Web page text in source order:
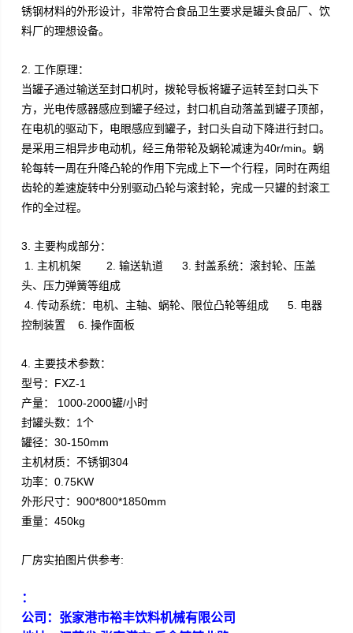
锈钢材料的外形设计，非常符合食品卫生要求是罐头食品厂、饮
料厂的理想设备。
2. 工作原理：
当罐子通过输送至封口机时，拨轮导板将罐子运转至封口头下
方，光电传感器感应到罐子经过，封口机自动落盖到罐子顶部，
在电机的驱动下，电眼感应到罐子，封口头自动下降进行封口。
是采用三相异步电动机，经三角带轮及蜗轮减速为40r/min。蜗
轮每转一周在升降凸轮的作用下完成上下一个行程，同时在两组
齿轮的差速旋转中分别驱动凸轮与滚封轮，完成一只罐的封滚工
作的全过程。
3. 主要构成部分：
1. 主机机架 2 .输送轨道3.封盖系统：滚封轮、压盖
头、压力弹簧等组成
4 .传动系统：电机、主轴、蜗轮、限位凸轮等组成 5. 电器
控制装置6.操作面板
4. 主要技术参数：
型号：FXZ-1
产量： 1000-2000罐/小时
封罐头数：1个
罐径：30-150mm
主机材质：不锈钢304
功率：0.75KW
外形尺寸：900*800*1850mm
重量：450kg
厂房实拍图片供参考:
：
公司：张家港市裕丰饮料机械有限公司